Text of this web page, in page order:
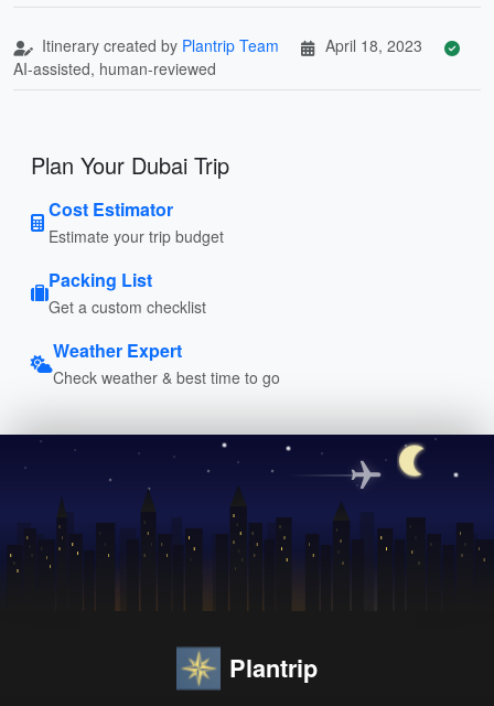
Itinerary created by Plantrip Team
April 18, 2023
AI-assisted, human-reviewed
Plan Your Dubai Trip
Cost Estimator
Estimate your trip budget
Packing List
Get a custom checklist
Weather Expert
Check weather & best time to go
Plantrip